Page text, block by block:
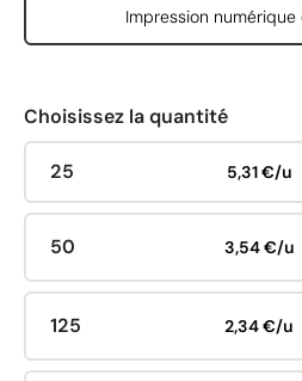
Impression
Choisissez la quantité
25 5,31 €/u
50 3,54 €/u
125 2,34 €/u